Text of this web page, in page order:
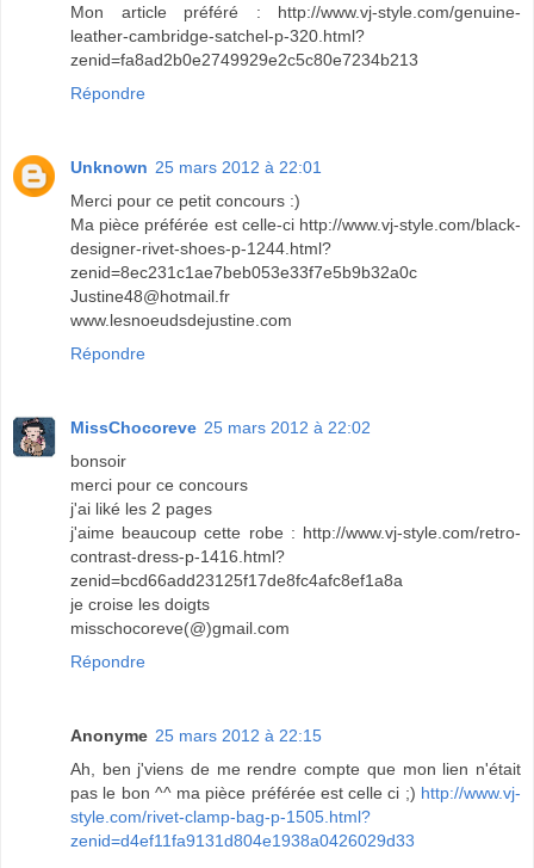
Mon article préféré : http://www.vj-style.com/genuine-
leather-cambridge-satchel-p-320.html?
zenid=fa8ad2b0e2749929e2c5c80e7234b213
Répondre
Unknown 25 mars 2012 à 22:01
Merci pour ce petit concours :)
Ma pièce préférée est celle-ci http://www.vj-style.com/black-
designer-rivet-shoes-p-1244.html?
zenid=8ec231c1ae7beb053e33f7e5b9b32a0c
Justine48@hotmail.fr
www.lesnoeudsdejustine.com
Répondre
MissChocoreve 25 mars 2012 à 22:02
bonsoir
merci pour ce concours
j'ai liké les 2 pages
j'aime beaucoup cette robe : http://www.vj-style.com/retro-
contrast-dress-p-1416.html?
zenid=bcd66add23125f17de8fc4afc8ef1a8a
je croise les doigts
misschocoreve(@)gmail.com
Répondre
Anonyme 25 mars 2012 à 22:15
Ah, ben j'viens de me rendre compte que mon lien n'était
pas le bon ^^ ma pièce préférée est celle ci ;) http://www.vj-
style.com/rivet-clamp-bag-p-1505.html?
zenid=d4ef11fa9131d804e1938a0426029d33